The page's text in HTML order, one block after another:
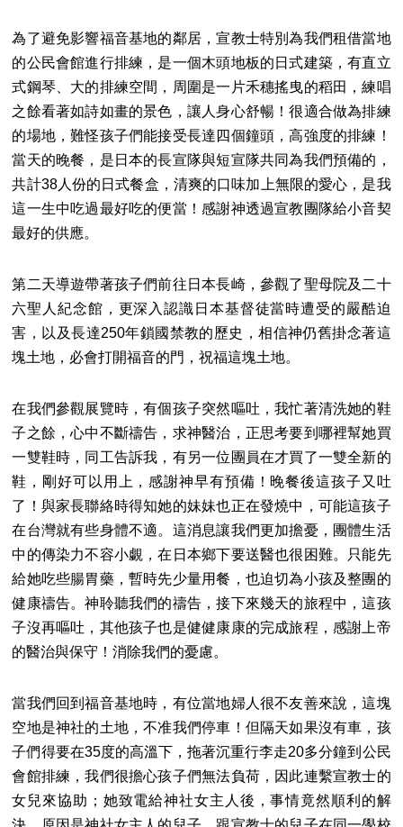
為了避免影響福音基地的鄰居，宣教士特別為我們租借當地
的公民會館進行排練，是一個木頭地板的日式建築，有直立
式鋼琴、大的排練空間，周圍是一片禾穗搖曳的稻田，練唱
之餘看著如詩如畫的景色，讓人身心舒暢！很適合做為排練
的場地，難怪孩子們能接受長達四個鐘頭，高強度的排練！
當天的晚餐，是日本的長宣隊與短宣隊共同為我們預備的，
共計38人份的日式餐盒，清爽的口味加上無限的愛心，是我
這一生中吃過最好吃的便當！感謝神透過宣教團隊給小音契
最好的供應。
第二天導遊帶著孩子們前往日本長崎，參觀了聖母院及二十
六聖人紀念館，更深入認識日本基督徒當時遭受的嚴酷迫
害，以及長達250年鎖國禁教的歷史，相信神仍舊掛念著這
塊土地，必會打開福音的門，祝福這塊土地。
在我們參觀展覽時，有個孩子突然嘔吐，我忙著清洗她的鞋
子之餘，心中不斷禱告，求神醫治，正思考要到哪裡幫她買
一雙鞋時，同工告訴我，有另一位團員在才買了一雙全新的
鞋，剛好可以用上，感謝神早有預備！晚餐後這孩子又吐
了！與家長聯絡時得知她的妹妹也正在發燒中，可能這孩子
在台灣就有些身體不適。這消息讓我們更加擔憂，團體生活
中的傳染力不容小覷，在日本鄉下要送醫也很困難。只能先
給她吃些腸胃藥，暫時先少量用餐，也迫切為小孩及整團的
健康禱告。神聆聽我們的禱告，接下來幾天的旅程中，這孩
子沒再嘔吐，其他孩子也是健健康康的完成旅程，感謝上帝
的醫治與保守！消除我們的憂慮。
當我們回到福音基地時，有位當地婦人很不友善來說，這塊
空地是神社的土地，不准我們停車！但隔天如果沒有車，孩
子們得要在35度的高溫下，拖著沉重行李走20多分鐘到公民
會館排練，我們很擔心孩子們無法負荷，因此連繫宣教士的
女兒來協助；她致電給神社女主人後，事情竟然順利的解